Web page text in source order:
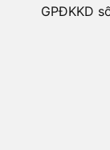
GPĐKKD